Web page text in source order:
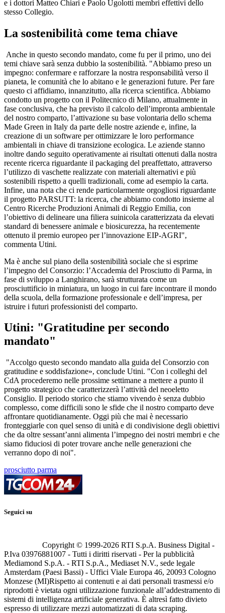
e i dottori Matteo Chiari e Paolo Ugolotti membri effettivi dello
stesso Collegio.
La sostenibilità come tema chiave
Anche in questo secondo mandato, come fu per il primo, uno dei
temi chiave sarà senza dubbio la sostenibilità. "Abbiamo preso un
impegno: confermare e rafforzare la nostra responsabilità verso il
pianeta, le comunità che lo abitano e le generazioni future. Per fare
questo ci affidiamo, innanzitutto, alla ricerca scientifica. Abbiamo
condotto un progetto con il Politecnico di Milano, attualmente in
fase conclusiva, che ha previsto il calcolo dell’impronta ambientale
del nostro comparto, l’attivazione su base volontaria dello schema
Made Green in Italy da parte delle nostre aziende e, infine, la
creazione di un software per ottimizzare le loro performance
ambientali in chiave di transizione ecologica. Le aziende stanno
inoltre dando seguito operativamente ai risultati ottenuti dalla nostra
recente ricerca riguardante il packaging del preaffettato, attraverso
l’utilizzo di vaschette realizzate con materiali alternativi e più
sostenibili rispetto a quelli tradizionali, come ad esempio la carta.
Infine, una nota che ci rende particolarmente orgogliosi riguardante
il progetto PARSUTT: la ricerca, che abbiamo condotto insieme al
Centro Ricerche Produzioni Animali di Reggio Emilia, con
l’obiettivo di delineare una filiera suinicola caratterizzata da elevati
standard di benessere animale e biosicurezza, ha recentemente
ottenuto il premio europeo per l’innovazione EIP-AGRI",
commenta Utini.
Ma è anche sul piano della sostenibilità sociale che si esprime
l’impegno del Consorzio: l’Accademia del Prosciutto di Parma, in
fase di sviluppo a Langhirano, sarà strutturata come un
prosciuttificio in miniatura, un luogo in cui fare incontrare il mondo
della scuola, della formazione professionale e dell’impresa, per
istruire i futuri professionisti del comparto.
Utini: "Gratitudine per secondo
mandato"
"Accolgo questo secondo mandato alla guida del Consorzio con
gratitudine e soddisfazione», conclude Utini. "Con i colleghi del
CdA procederemo nelle prossime settimane a mettere a punto il
progetto strategico che caratterizzerà l’attività del neoeletto
Consiglio. Il periodo storico che stiamo vivendo è senza dubbio
complesso, come difficili sono le sfide che il nostro comparto deve
affrontare quotidianamente. Oggi più che mai è necessario
fronteggiarle con quel senso di unità e di condivisione degli obiettivi
che da oltre sessant’anni alimenta l’impegno dei nostri membri e che
siamo fiduciosi di poter trovare anche nelle generazioni che
verranno dopo di noi".
prosciutto parma
Seguici su
Copyright © 1999-2026 RTI S.p.A. Business Digital -
P.Iva 03976881007 - Tutti i diritti riservati - Per la pubblicità
Mediamond S.p.A. - RTI S.p.A., Mediaset N.V., sede legale
Amsterdam (Paesi Bassi) - Uffici Viale Europa 46, 20093 Cologno
Monzese (MI)Rispetto ai contenuti e ai dati personali trasmessi e/o
riprodotti è vietata ogni utilizzazione funzionale all’addestramento di
sistemi di intelligenza artificiale generativa. È altresì fatto divieto
espresso di utilizzare mezzi automatizzati di data scraping.